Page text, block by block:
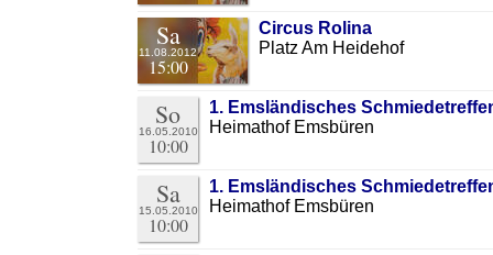
Sa
11.08.2012
15:00
Circus Rolina
Platz Am Heidehof
So
16.05.2010
10:00
1. Emsländisches
Heimathof Emsbüren
Sa
15.05.2010
10:00
1. Emsländisches
Heimathof Emsbüren